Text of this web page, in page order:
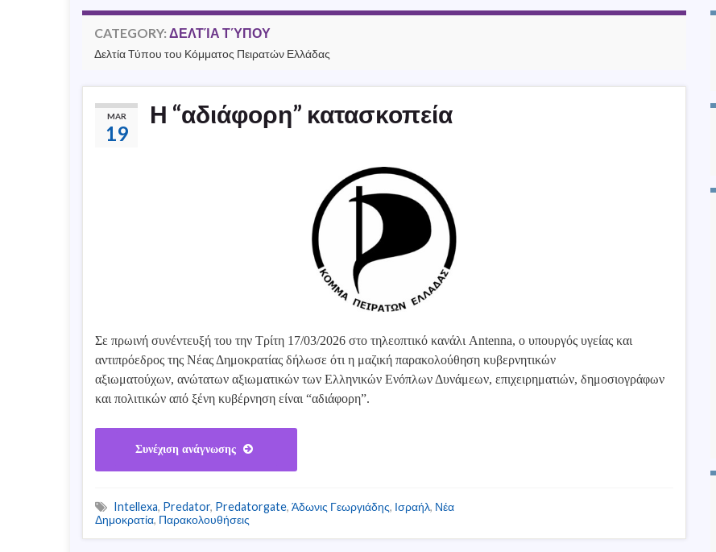
CATEGORY: ΔΕΛΤΊΑ ΤΎΠΟΥ
Δελτία Τύπου του Κόμματος Πειρατών Ελλάδας
MAR
19
Η “αδιάφορη” κατασκοπεία
Σε πρωινή συνέντευξή του την Τρίτη 17/03/2026 στο τηλεοπτικό κανάλι Antenna, ο υπουργός υγείας και
αντιπρόεδρος της Νέας Δημοκρατίας δήλωσε ότι η μαζική παρακολούθηση κυβερνητικών
αξιωματούχων, ανώτατων αξιωματικών των Ελληνικών Ενόπλων Δυνάμεων, επιχειρηματιών, δημοσιογράφων
και πολιτικών από ξένη κυβέρνηση είναι “αδιάφορη”.
Συνέχιση ανάγνωσης
Intellexa, Predator, Predatorgate, Άδωνις Γεωργιάδης, Ισραήλ, Νέα
Δημοκρατία, Παρακολουθήσεις